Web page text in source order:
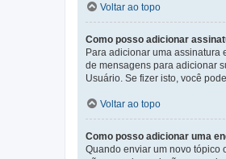
Voltar ao topo
Como posso adicionar
Para adicionar uma assinatura
de mensagens para adicionar
Usuário. Se fizer isto, você
Voltar ao topo
Como posso adicionar uma
Quando enviar um novo tópico